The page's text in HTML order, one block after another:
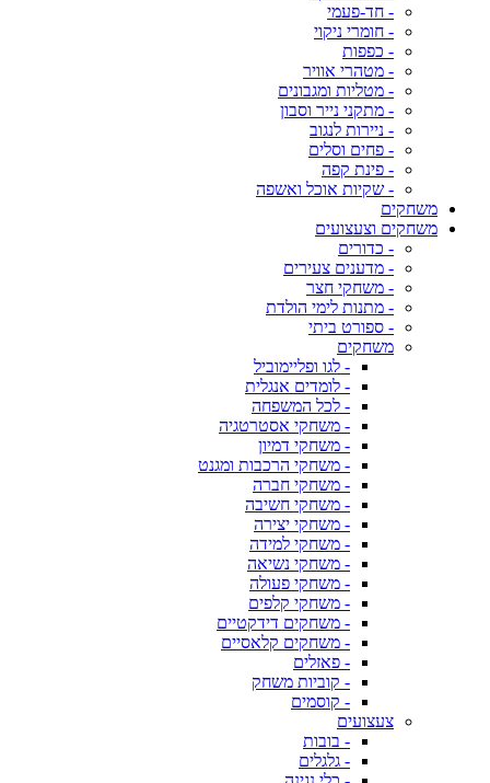
- חד-פעמי
- חומרי ניקוי
- כפפות
- מטהרי אוויר
- מטליות ומגבונים
- מתקני נייר וסבון
- ניירות לנגוב
- פחים וסלים
- פינת קפה
- שקיות אוכל ואשפה
משחקים
משחקים וצעצועים
- כדורים
- מדענים צעירים
- משחקי חצר
- מתנות לימי הולדת
- ספורט ביתי
משחקים
- לגו ופליימוביל
- לומדים אנגלית
- לכל המשפחה
- משחקי אסטרטגיה
- משחקי דמיון
- משחקי הרכבות ומגנט
- משחקי חברה
- משחקי חשיבה
- משחקי יצירה
- משחקי למידה
- משחקי נשיאה
- משחקי פעולה
- משחקי קלפים
- משחקים דידקטיים
- משחקים קלאסיים
- פאזלים
- קוביות משחק
- קוסמים
צעצועים
- בובות
- גלגלים